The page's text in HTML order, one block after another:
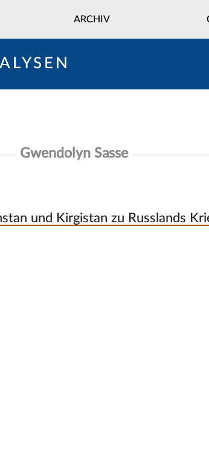
ARCHIV
Gwendolyn Sasse
und Kirgistan zu Russlands